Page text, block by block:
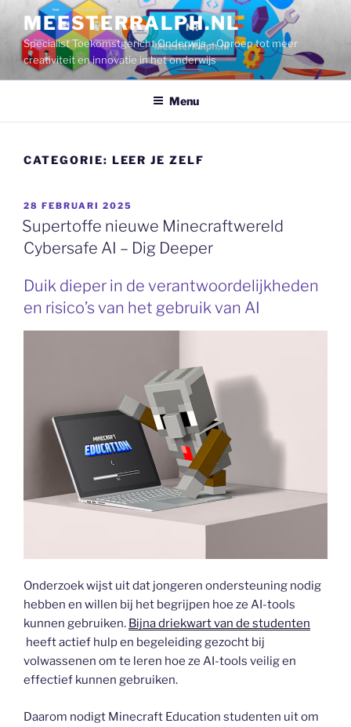
inhoud
MEESTERRALPH.NL
Specialist Toekomstgericht Onderwijs – Oproep tot meer
creativiteit en innovatie in het onderwijs
Menu
CATEGORIE: LEER JE ZELF
GEPLAATST
OP
28 FEBRUARI 2025
Supertoffe nieuwe Minecraftwereld
Cybersafe AI – Dig Deeper
Duik dieper in de verantwoordelijkheden
en risico’s van het gebruik van AI
Onderzoek wijst uit dat jongeren ondersteuning nodig
hebben en willen bij het begrijpen hoe ze AI-tools
kunnen gebruiken. Bijna driekwart van de studenten
heeft actief hulp en begeleiding gezocht bij
volwassenen om te leren hoe ze AI-tools veilig en
effectief kunnen gebruiken.
Daarom nodigt Minecraft Education studenten uit om